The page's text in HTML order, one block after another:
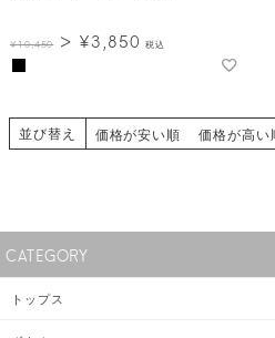
¥10,450 ¥3,850 税込
並び替え 価格が安い順 価格が高い
CATEGORY
トップス